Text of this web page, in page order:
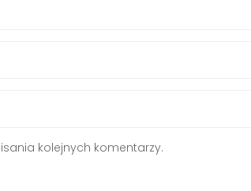
kolejnych komentarzy.